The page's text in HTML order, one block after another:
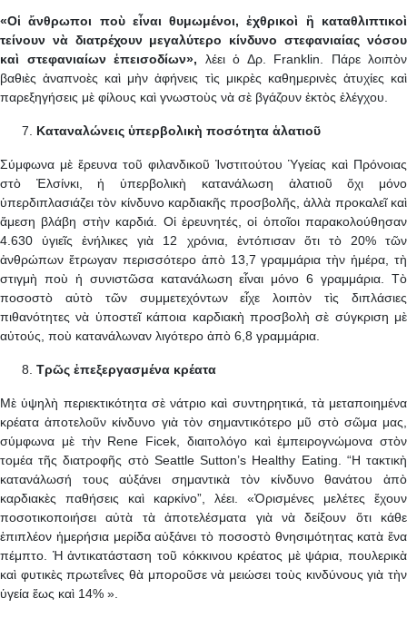
«Οἱ ἄνθρωποι ποὺ εἶναι θυμωμένοι, ἐχθρικοὶ ἢ καταθλιπτικοὶ
τείνουν νὰ διατρέχουν μεγαλύτερο κίνδυνο στεφανιαίας νόσου
καὶ στεφανιαίων ἐπεισοδίων», λέει ὁ Δρ. Franklin. Πάρε λοιπὸν
βαθιὲς ἀναπνοὲς καὶ μὴν ἀφήνεις τὶς μικρὲς καθημερινὲς ἀτυχίες καὶ
παρεξηγήσεις μὲ φίλους καὶ γνωστοὺς νὰ σὲ βγάζουν ἐκτὸς ἐλέγχου.
Καταναλώνεις ὑπερβολικὴ ποσότητα ἁλατιοῦ
Σύμφωνα μὲ ἔρευνα τοῦ φιλανδικοῦ Ἰνστιτούτου Ὑγείας καὶ Πρόνοιας
στὸ Ἐλσίνκι, ἡ ὑπερβολικὴ κατανάλωση ἁλατιοῦ ὄχι μόνο
ὑπερδιπλασιάζει τὸν κίνδυνο καρδιακῆς προσβολῆς, ἀλλὰ προκαλεῖ καὶ
ἄμεση βλάβη στὴν καρδιά. Οἱ ἐρευνητές, οἱ ὁποῖοι παρακολούθησαν
4.630 ὑγιεῖς ἐνήλικες γιὰ 12 χρόνια, ἐντόπισαν ὅτι τὸ 20% τῶν
ἀνθρώπων ἔτρωγαν περισσότερο ἀπὸ 13,7 γραμμάρια τὴν ἡμέρα, τὴ
στιγμὴ ποὺ ἡ συνιστῶσα κατανάλωση εἶναι μόνο 6 γραμμάρια. Τὸ
ποσοστὸ αὐτὸ τῶν συμμετεχόντων εἶχε λοιπὸν τὶς διπλάσιες
πιθανότητες νὰ ὑποστεῖ κάποια καρδιακὴ προσβολὴ σὲ σύγκριση μὲ
αὐτούς, ποὺ κατανάλωναν λιγότερο ἀπὸ 6,8 γραμμάρια.
Τρῶς ἐπεξεργασμένα κρέατα
Μὲ ὑψηλὴ περιεκτικότητα σὲ νάτριο καὶ συντηρητικά, τὰ μεταποιημένα
κρέατα ἀποτελοῦν κίνδυνο γιὰ τὸν σημαντικότερο μῦ στὸ σῶμα μας,
σύμφωνα μὲ τὴν Rene Ficek, διαιτολόγο καὶ ἐμπειρογνώμονα στὸν
τομέα τῆς διατροφῆς στὸ Seattle Sutton’s Healthy Eating. “Η τακτικὴ
κατανάλωσή τους αὐξάνει σημαντικὰ τὸν κίνδυνο θανάτου ἀπὸ
καρδιακὲς παθήσεις καὶ καρκίνο”, λέει. «Ὁρισμένες μελέτες ἔχουν
ποσοτικοποιήσει αὐτὰ τὰ ἀποτελέσματα γιὰ νὰ δείξουν ὅτι κάθε
ἐπιπλέον ἡμερήσια μερίδα αὐξάνει τὸ ποσοστὸ θνησιμότητας κατὰ ἕνα
πέμπτο. Ἡ ἀντικατάσταση τοῦ κόκκινου κρέατος μὲ ψάρια, πουλερικὰ
καὶ φυτικὲς πρωτεΐνες θὰ μποροῦσε νὰ μειώσει τοὺς κινδύνους γιὰ τὴν
ὑγεία ἕως καὶ 14% ».